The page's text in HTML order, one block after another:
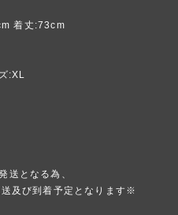
着丈:73cm
:XL
送となる為、
及び到着予定となります※